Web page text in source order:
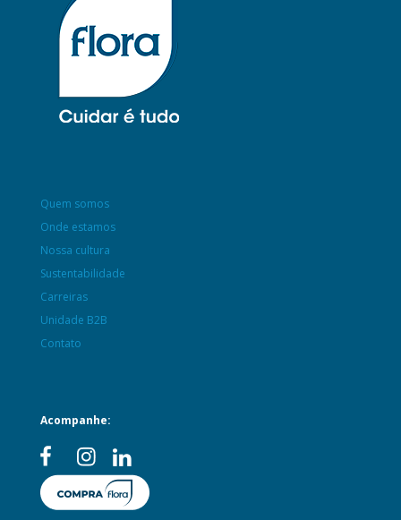
Quem somos
Onde estamos
Nossa cultura
Sustentabilidade
Carreiras
Unidade B2B
Contato
Acompanhe: